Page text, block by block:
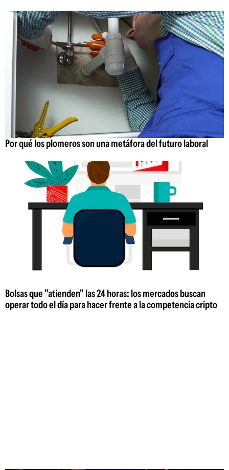
Por qué los plomeros son una metáfora del futuro laboral
Bolsas que "atienden" las 24 horas: los mercados buscan
operar todo el día para hacer frente a la competencia cripto